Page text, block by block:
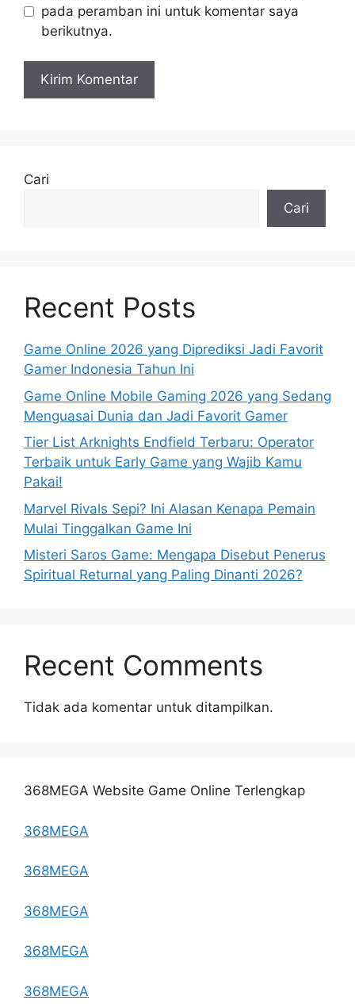
pada peramban ini untuk komentar saya
berikutnya.
Cari
Cari
Recent Posts
Game Online 2026 yang Diprediksi Jadi Favorit
Gamer Indonesia Tahun Ini
Game Online Mobile Gaming 2026 yang Sedang
Menguasai Dunia dan Jadi Favorit Gamer
Tier List Arknights Endfield Terbaru: Operator
Terbaik untuk Early Game yang Wajib Kamu
Pakai!
Marvel Rivals Sepi? Ini Alasan Kenapa Pemain
Mulai Tinggalkan Game Ini
Misteri Saros Game: Mengapa Disebut Penerus
Spiritual Returnal yang Paling Dinanti 2026?
Recent Comments
Tidak ada komentar untuk ditampilkan.
368MEGA Website Game Online Terlengkap
368MEGA
368MEGA
368MEGA
368MEGA
368MEGA